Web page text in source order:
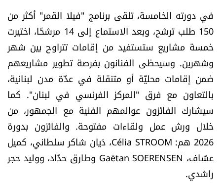
ثقافة وفنون
فصل من كتاب
اقرأ تضحك
كاميرا
سجالات
صحّة وصحن
في دورته الخامسة، تلقى برنامج "فيلا القمر" أكثر من
150 طلب ترشح، وبعد الاستماع إلى 14 مرشحًا، اختيرت
خمسة مشاريع ستستفيد من إقامات تتراوح بين شهر
وشهرين. وسيحظى الفنانون بفرصة تطوير مشاريعهم
ضمن إقامات محليّة أو متنقلة في عدّة مدن لبنانية،
بالتعاون مع فرق "المركز الفرنسي في لبنان". كما
سيشارك الفائزون عوالمهم الفنية مع الجمهور، من
خلال ورش عمل ولقاءات مفتوحة. والفائزون بدورة
2026 هم:
Célia STROOM، دَيان شاكر سلطاني، كميل
عسّاف، Gaëtan SOERENSEN وطارق حدّاد، ووليد حجر
راشدي.